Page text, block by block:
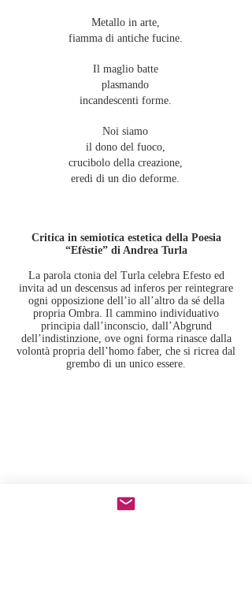
Metallo in arte,
fiamma di antiche fucine.
Il maglio batte
plasmando
incandescenti forme.
Noi siamo
il dono del fuoco,
crucibolo della creazione,
eredi di un dio deforme.
Critica in semiotica estetica della Poesia
“Efèstie” di Andrea Turla
La parola ctonia del Turla celebra Efesto ed
invita ad un descensus ad inferos per reintegrare
ogni opposizione dell’io all’altro da sé della
propria Ombra. Il cammino individuativo
principia dall’inconscio, dall’Abgrund
dell’indistinzione, ove ogni forma rinasce dalla
volontà propria dell’homo faber, che si ricrea dal
grembo di un unico essere.